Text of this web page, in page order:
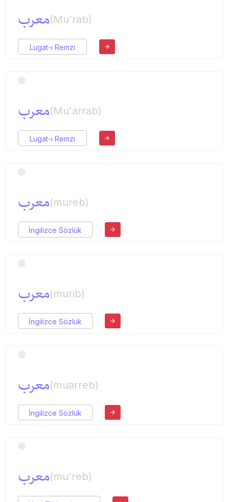
معرب(Mu'rab)
Lugat-ı Remzi
معرب(Mu'arrab)
Lugat-ı Remzi
معرب(mureb)
İngilizce Sözlük
معرب(murib)
İngilizce Sözlük
معرب(muarreb)
İngilizce Sözlük
معرب(mu'reb)